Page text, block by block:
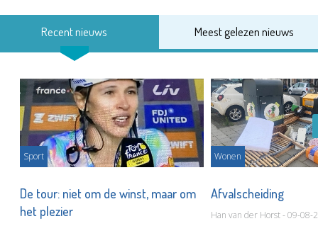
Recent nieuws Meest gelezen nieuws
Sport
De tour: niet om de winst, maar om
het plezier
Wonen
Afvalscheiding
Han van der Horst - 09-08-